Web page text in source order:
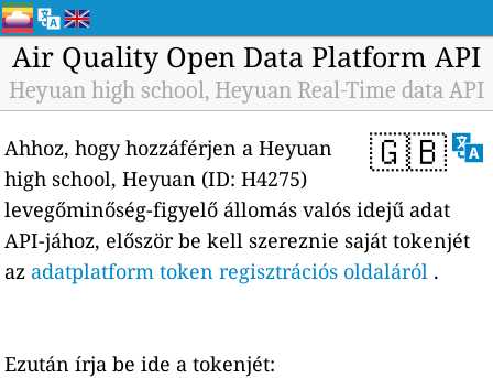
Air Quality Open Data Platform API
Heyuan high school, Heyuan Real-Time data API
🇬🇧
Ahhoz, hogy hozzáférjen a Heyuan
high school, Heyuan (ID: H4275)
levegőminőség-figyelő állomás valós idejű adat
API-jához, először be kell szereznie saját tokenjét
az adatplatform token regisztrációs oldaláról .
Ezután írja be ide a tokenjét: